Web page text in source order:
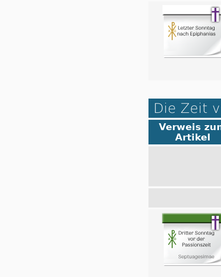
Die Zeit
Verweis
Artikel